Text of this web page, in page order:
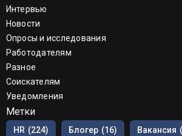
Интервью
Новости
Опросы и исследования
Работодателям
Разное
Соискателям
Уведомления
Метки
HR (224) Блогер (16) Вакансия